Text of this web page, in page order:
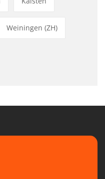
Weiningen (ZH)